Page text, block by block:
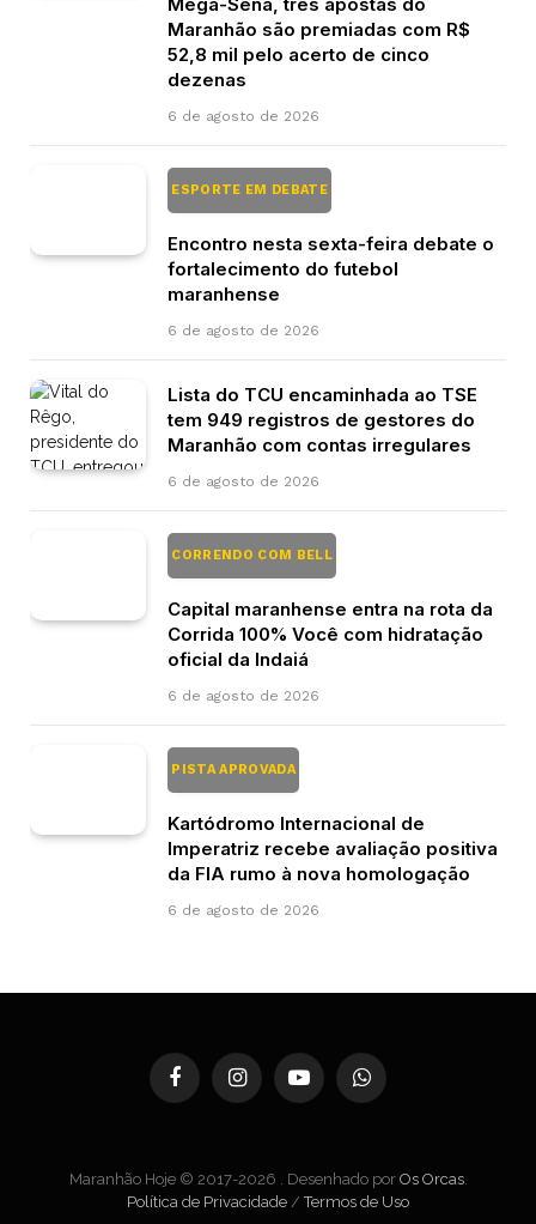
Maranhão são premiadas com R$
52,8 mil pelo acerto de cinco
dezenas
6 de agosto de 2026
ESPORTE EM DEBATE
Encontro nesta sexta-feira debate o
fortalecimento do futebol
maranhense
6 de agosto de 2026
Lista do TCU encaminhada ao TSE
tem 949 registros de gestores do
Maranhão com contas irregulares
6 de agosto de 2026
CORRENDO COM BELL
Capital maranhense entra na rota da
Corrida 100% Você com hidratação
oficial da Indaiá
6 de agosto de 2026
PISTA APROVADA
Kartódromo Internacional de
Imperatriz recebe avaliação positiva
da FIA rumo à nova homologação
6 de agosto de 2026
FacebookInstagramYouTubeWhatsApp
Maranhão Hoje © 2017-2026 . Desenhado por Os Orcas.
Política de Privacidade /Termos de Uso